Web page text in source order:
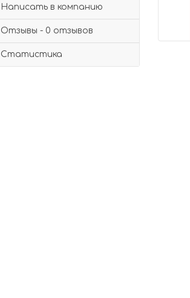
Написать в компанию
Отзывы - 0 отзывов
Статистика